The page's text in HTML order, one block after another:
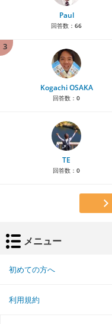
Paul
回答数： 66
3
Kogachi OSAKA
回答数： 0
TE
回答数： 0
メニュー
初めての方へ
利用規約